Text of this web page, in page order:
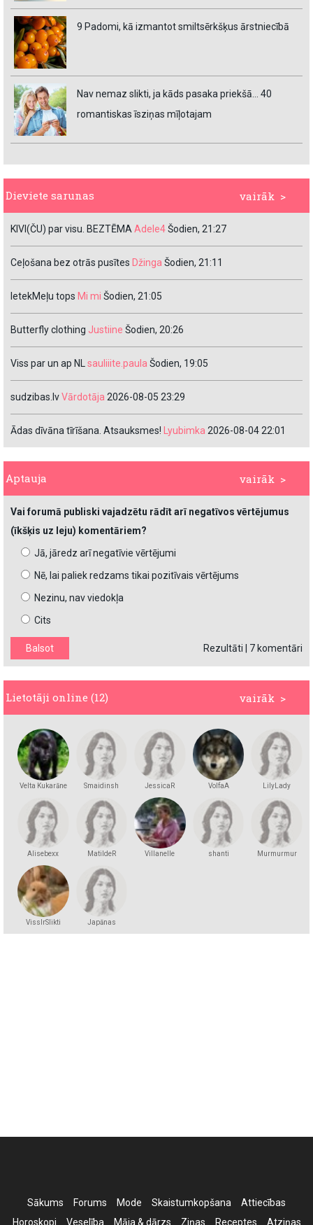
9 Padomi, kā izmantot smiltsērkšķus ārstniecībā
Nav nemaz slikti, ja kāds pasaka priekšā… 40
romantiskas īsziņas mīļotajam
vairāk >
Dieviete sarunas
KIVI(ČU) par visu. BEZTĒMAAdele4Šodien, 21:27
Ceļošana bez otrās pusītes Džinga Šodien, 21:11
IetekMeļu tops Mi mi Šodien, 21:05
Butterfly clothing Justiine Šodien, 20:26
Viss par un ap NLsauliiite.paula Šodien, 19:05
sudzibas.lvVārdotāja 2026-08-05 23:29
Ādas dīvāna tīrīšana. Atsauksmes! Lyubimka 2026-08-04 22:01
vairāk >
Aptauja
Vai forumā publiski vajadzētu rādīt arī negatīvos vērtējumus
(īkšķis uz leju) komentāriem?
Jā, jāredz arī negatīvie vērtējumi
Nē, lai paliek redzams tikai pozitīvais vērtējums
Nezinu, nav viedokļa
Cits
Rezultāti 7 komentāri
vairāk >
Lietotāji online (12)
Velta Kukarāne Smaidinsh JessicaR VolfaA LilyLady
Alisebexx MatildeR Villanelle shanti Murmurmur
VissIrSlikti
Japānas
Sākums Forums Mode Skaistumkopšana
Attiecības
Horoskopi
Veselība Māja & dārzs Ziņas Receptes Atziņas